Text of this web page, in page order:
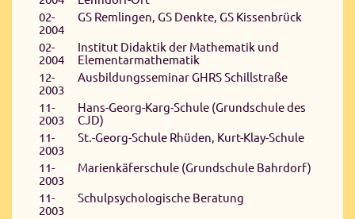
02-
2004
GS Remlingen, GS Denkte, GS Kissenbrück
02-
2004
Institut Didaktik der Mathematik und
Elementarmathematik
12-
2003
Ausbildungsseminar GHRS Schillstraße
11-
2003
Hans-Georg-Karg-Schule (Grundschule des
CJD)
11-
2003
St.-Georg-Schule Rhüden, Kurt-Klay-Schule
11-
2003
Marienkäferschule (Grundschule Bahrdorf)
11-
2003
Schulpsychologische Beratung